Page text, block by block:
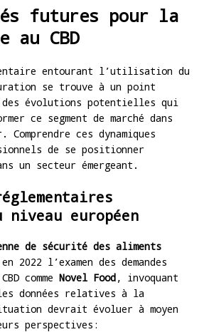
futures pour la
au CBD
entourant l’utilisation du
se trouve à un point
évolutions potentielles qui
ce segment de marché dans
ces dynamiques
de se positionner
un secteur émergeant.
niveau européen
de sécurité des aliments
2022 l’examen des demandes
comme Novel Food, invoquant
données relatives à la
devrait évoluer à moyen
perspectives: